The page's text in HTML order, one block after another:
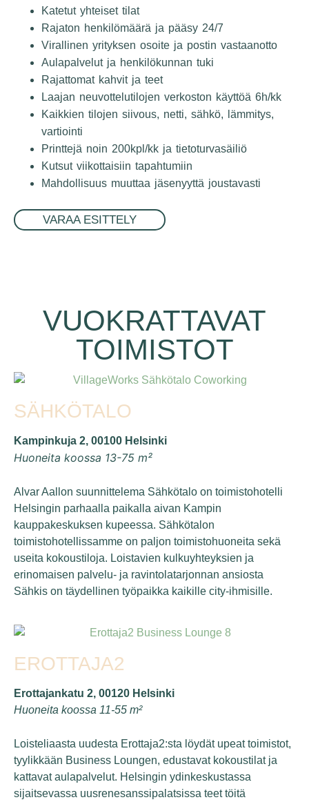
Katetut yhteiset tilat
Rajaton henkilömäärä ja pääsy 24/7
Virallinen yrityksen osoite ja postin vastaanotto
Aulapalvelut ja henkilökunnan tuki
Rajattomat kahvit ja teet
Laajan neuvottelutilojen verkoston käyttöä 6h/kk
Kaikkien tilojen siivous, netti, sähkö, lämmitys,
vartiointi
Printtejä noin 200kpl/kk ja tietoturvasäiliö
Kutsut viikottaisiin tapahtumiin
Mahdollisuus muuttaa jäsenyyttä joustavasti
VARAA ESITTELY
VUOKRATTAVAT
TOIMISTOT
SÄHKÖTALO
Kampinkuja 2, 00100 Helsinki
Huoneita koossa 13-75 m²
Alvar Aallon suunnittelema Sähkötalo on toimistohotelli
Helsingin parhaalla paikalla aivan Kampin
kauppakeskuksen kupeessa. Sähkötalon
toimistohotellissamme on paljon toimistohuoneita sekä
useita kokoustiloja. Loistavien kulkuyhteyksien ja
erinomaisen palvelu- ja ravintolatarjonnan ansiosta
Sähkis on täydellinen työpaikka kaikille city-ihmisille.
EROTTAJA2
Erottajankatu 2, 00120 Helsinki
Huoneita koossa 11-55 m²
Loisteliaasta uudesta Erottaja2:sta löydät upeat toimistot,
tyylikkään Business Loungen, edustavat kokoustilat ja
kattavat aulapalvelut. Helsingin ydinkeskustassa
sijaitsevassa uusrenesanssipalatsissa teet töitä